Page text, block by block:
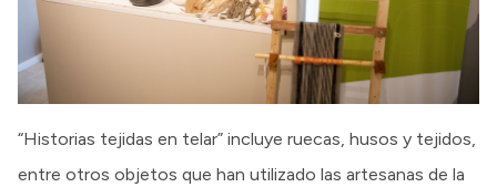
“Historias tejidas en telar” incluye ruecas, husos y tejidos,
entre otros objetos que han utilizado las artesanas de la